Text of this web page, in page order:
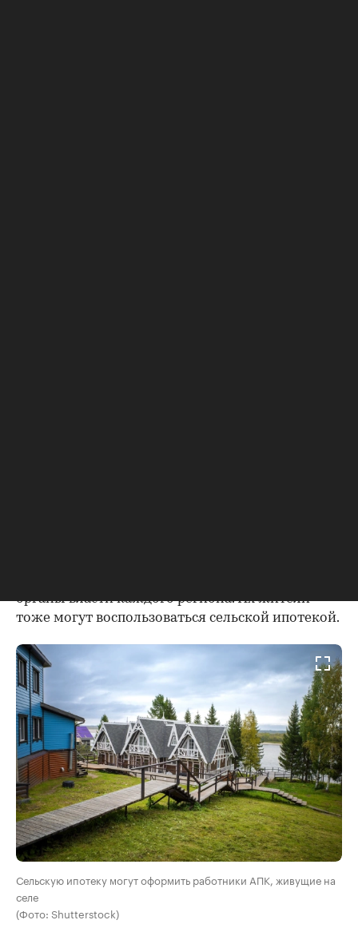
органы власти каждого региона. Их жители
тоже могут воспользоваться сельской ипотекой.
Сельскую ипотеку могут оформить работники АПК, живущие на
селе
(Фото: Shutterstock)